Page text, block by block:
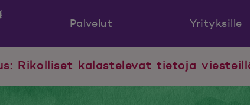
Palvelut Yrityksille
Rikolliset kalastelevat tietoja